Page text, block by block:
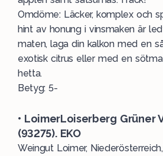
Omdöme: Läcker, komplex och
hint av honung i vinsmaken är
maten, laga din kalkon med en
exotisk citrus eller med en
hetta.
Betyg: 5-
• LoimerLoiserberg Grüner
(93275). EKO
Weingut Loimer,